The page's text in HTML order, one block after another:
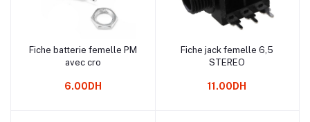
Ajouter au panier
Fiche batterie femelle PM
avec cro
6.00DH
Ajouter au panier
Fiche jack femelle 6,5
STEREO
11.00DH